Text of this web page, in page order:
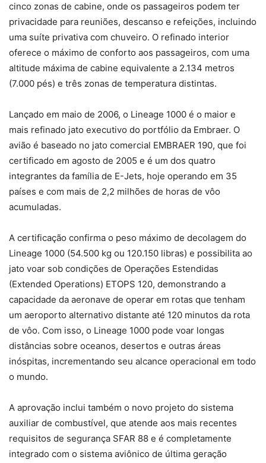
cinco zonas de cabine, onde os passageiros podem ter
privacidade para reuniões, descanso e refeições, incluindo
uma suíte privativa com chuveiro. O refinado interior
oferece o máximo de conforto aos passageiros, com uma
altitude máxima de cabine equivalente a 2.134 metros
(7.000 pés) e três zonas de temperatura distintas.
Lançado em maio de 2006, o Lineage 1000 é o maior e
mais refinado jato executivo do portfólio da Embraer. O
avião é baseado no jato comercial EMBRAER 190, que foi
certificado em agosto de 2005 e é um dos quatro
integrantes da família de E-Jets, hoje operando em 35
países e com mais de 2,2 milhões de horas de vôo
acumuladas.
A certificação confirma o peso máximo de decolagem do
Lineage 1000 (54.500 kg ou 120.150 libras) e possibilita ao
jato voar sob condições de Operações Estendidas
(Extended Operations) ETOPS 120, demonstrando a
capacidade da aeronave de operar em rotas que tenham
um aeroporto alternativo distante até 120 minutos da rota
de vôo. Com isso, o Lineage 1000 pode voar longas
distâncias sobre oceanos, desertos e outras áreas
inóspitas, incrementando seu alcance operacional em todo
o mundo.
A aprovação inclui também o novo projeto do sistema
auxiliar de combustível, que atende aos mais recentes
requisitos de segurança SFAR 88 e é completamente
integrado com o sistema aviônico de última geração